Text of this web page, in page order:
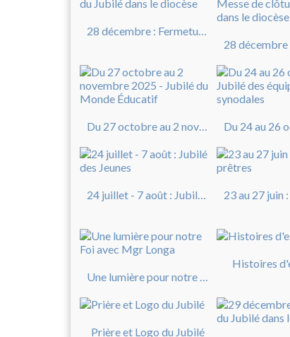
28 décembre : Fermeture du Jubilé dans le diocèse
Du 27 octobre au 2 novembre 2025 - Jubilé du Monde Éducatif
24 juillet - 7 août : Jubilé des Jeunes
Une lumière pour notre Foi avec Mgr Longa
Histoires
Prière et Logo du Jubilé